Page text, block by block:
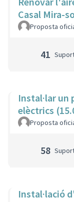
Casal Mira-
Proposta
41
Instal·lar un
elèctrics
Proposta
58
Instal·lació